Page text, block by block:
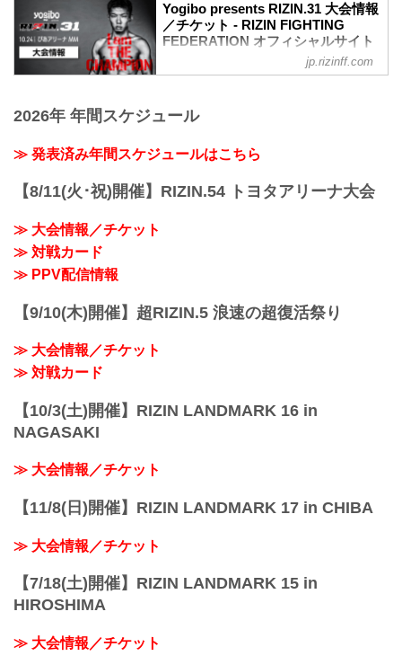
Yogibo presents RIZIN.31 大会情報
／チケット - RIZIN FIGHTING
FEDERATION オフィシャルサイト
日時
開始
19:00〜20:00頃
※試合内容、イベント進行によって終了
!1m18!1m12!1m3!1d3249.958551664571!
2d139.62652771477258!3d35.4558205499
jp.rizinff.com
2026年 年間スケジュール
≫ 発表済み年間スケジュールはこちら
【8/11(火･祝)開催】RIZIN.54 トヨタアリーナ大会
≫ 大会情報／チケット
≫ 対戦カード
≫ PPV配信情報
【9/10(木)開催】超RIZIN.5 浪速の超復活祭り
≫ 大会情報／チケット
≫ 対戦カード
【10/3(土)開催】RIZIN LANDMARK 16 in
NAGASAKI
≫ 大会情報／チケット
【11/8(日)開催】RIZIN LANDMARK 17 in CHIBA
≫ 大会情報／チケット
【7/18(土)開催】RIZIN LANDMARK 15 in
HIROSHIMA
≫ 大会情報／チケット